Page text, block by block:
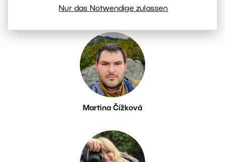
Nur das Notwendige zulassen
Petr Březina
Martina Čížková